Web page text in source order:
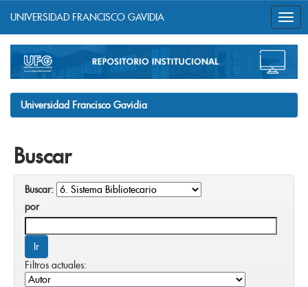
navigation
UNIVERSIDAD FRANCISCO GAVIDIA
Universidad Francisco Gavidia
Buscar
Buscar:
por
Filtros actuales: